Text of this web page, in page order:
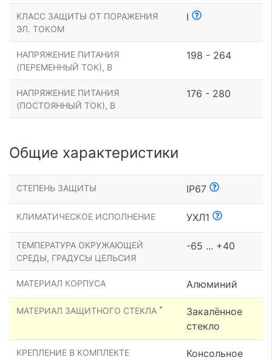
КЛАСС ЗАЩИТЫ ОТ ПОРАЖЕНИЯ
ЭЛ. ТОКОМ
I
НАПРЯЖЕНИЕ ПИТАНИЯ
(ПЕРЕМЕННЫЙ ТОК), В
198 - 264
НАПРЯЖЕНИЕ ПИТАНИЯ
(ПОСТОЯННЫЙ ТОК), В
176 - 280
Общие характеристики
СТЕПЕНЬ ЗАЩИТЫ IP67
КЛИМАТИЧЕСКОЕ ИСПОЛНЕНИЕ УХЛ1
ТЕМПЕРАТУРА ОКРУЖАЮЩЕЙ
СРЕДЫ, ГРАДУСЫ ЦЕЛЬСИЯ
-65 ... +40
МАТЕРИАЛ КОРПУСА Алюминий
МАТЕРИАЛ ЗАЩИТНОГО СТЕКЛА *
Закалённое
стекло
КРЕПЛЕНИЕ В КОМПЛЕКТЕ Консольное